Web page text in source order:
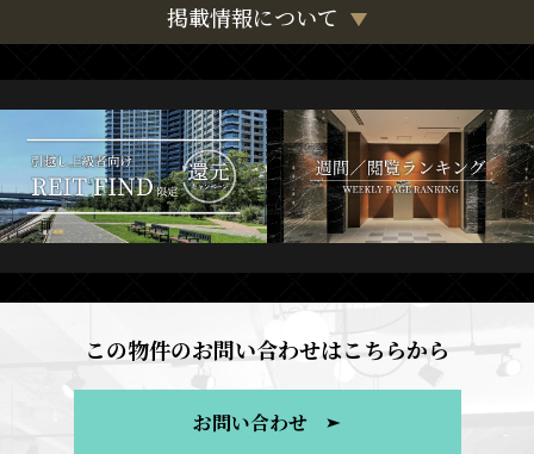
掲載情報について
この物件のお問い合わせはこちらから
お問い合わせ